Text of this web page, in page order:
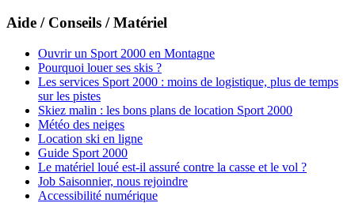
Aide / Conseils / Matériel
Ouvrir un Sport 2000 en Montagne
Pourquoi louer ses skis ?
Les services Sport 2000 : moins de logistique, plus de temps
sur les pistes
Skiez malin : les bons plans de location Sport 2000
Météo des neiges
Location ski en ligne
Guide Sport 2000
Le matériel loué est-il assuré contre la casse et le vol ?
Job Saisonnier, nous rejoindre
Accessibilité numérique